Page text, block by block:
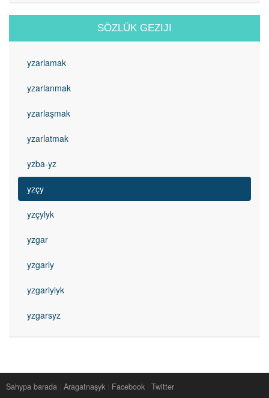
SÖZLÜK GEZIJI
yzarlamak
yzarlanmak
yzarlaşmak
yzarlatmak
yzba-yz
yzçy
yzçylyk
yzgar
yzgarly
yzgarlylyk
yzgarsyz
Sahypa barada Aragatnaşyk Facebook
Twitter